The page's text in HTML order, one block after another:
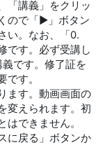
「講義」をクリッ
ので「▶」ボタン
い。なお、「0.
です。必ず受講し
です。修了証を
す。
ます。動画画面の
変えられます。初
できません。
に戻る」ボタンか